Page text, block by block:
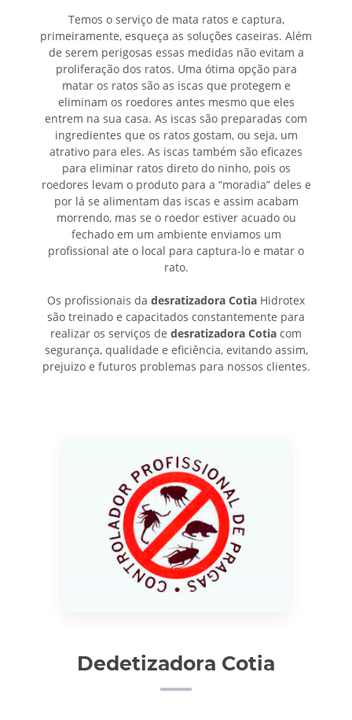
Temos o serviço de mata ratos e captura,
primeiramente, esqueça as soluções caseiras. Além
de serem perigosas essas medidas não evitam a
proliferação dos ratos. Uma ótima opção para
matar os ratos são as iscas que protegem e
eliminam os roedores antes mesmo que eles
entrem na sua casa. As iscas são preparadas com
ingredientes que os ratos gostam, ou seja, um
atrativo para eles. As iscas também são eficazes
para eliminar ratos direto do ninho, pois os
roedores levam o produto para a “moradia” deles e
por lá se alimentam das iscas e assim acabam
morrendo, mas se o roedor estiver acuado ou
fechado em um ambiente enviamos um
profissional ate o local para captura-lo e matar o
rato.
Os profissionais da desratizadora Cotia Hidrotex
são treinado e capacitados constantemente para
realizar os serviços de desratizadora Cotia com
segurança, qualidade e eficiência, evitando assim,
prejuizo e futuros problemas para nossos clientes.
Dedetizadora Cotia